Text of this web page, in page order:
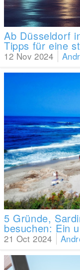
12 Nov 2024
Ab Düsseldorf
Tipps für eine
21 Oct 2024
5 Gründe,
besuchen: Ein